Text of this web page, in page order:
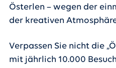
Österlen – wegen der
der kreativen
Verpassen Sie nicht die
mit jährlich 10.000